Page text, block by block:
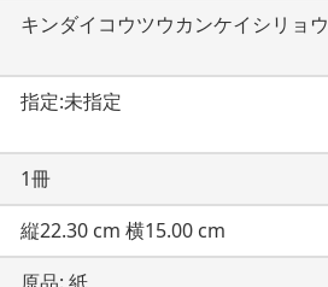
キンダイコウツウカンケイシリョウ
指定:未指定
1冊
縦22.30 cm 横15.00 cm